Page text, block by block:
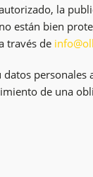
la
están bien
través de
datos
de una